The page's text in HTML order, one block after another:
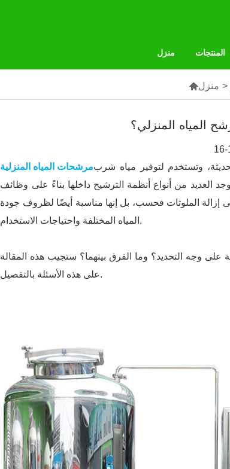
منزل المنتجات
منزل >
المياه المنزلي؟
16-
مرشحات المياه المنزليةوتستخدم لتوفير مياه شرب
العديد من أنواع أنظمة الترشيح داخلها بناءً على وظائف
إزالة الملوثات فحسب، بل إنها مناسبة أيضًا لظروف جودة
المياه المختلفة واحتياجات الاستخدام.
على وجه التحديد؟ وما الفرق بينهما؟ ستجيب هذه المقالة
على هذه الأسئلة بالتفصيل.